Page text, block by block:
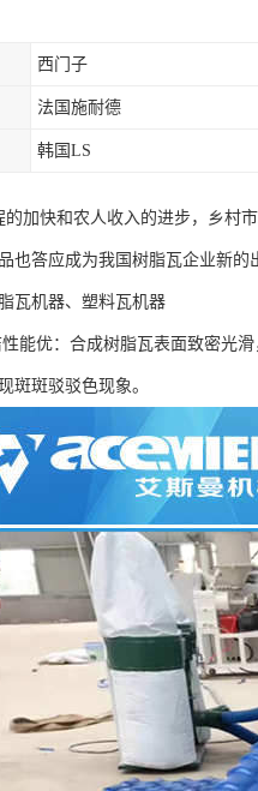
西门子
法国施耐德
韩国LS
的加快和农人收入的进步，乡村
也答应成为我国树脂瓦企业新
瓦机器、塑料瓦机器
能优：合成树脂瓦表面致密光
斑斑驳驳色现象。